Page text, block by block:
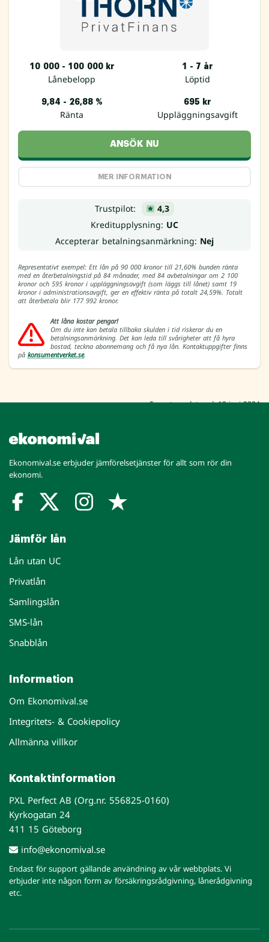
10 000 - 100 000 kr
Lånebelopp
1 - 7 år
Löptid
9,84 - 26,88 %
Ränta
695 kr
Uppläggningsavgift
ANSÖK NU
MER INFORMATION
Trustpilot:
4,3
Kreditupplysning: UC
Accepterar betalningsanmärkning: Nej
Representativt exempel: Ett lån på 90 000 kronor till 21,60% bunden ränta
med en återbetalningstid på 84 månader, med 84 avbetalningar om 2 100
kronor och 595 kronor i uppläggningsavgift (som läggs till lånet) samt 19
kronor i administrationsavgift, ger en effektiv ränta på totalt 24,59%. Totalt
att återbetala blir 177 992 kronor.
Att låna kostar pengar!
Om du inte kan betala tillbaka skulden i tid riskerar du en
betalningsanmärkning. Det kan leda till svårigheter att få hyra
bostad, teckna abonnemang och få nya lån. Kontaktuppgifter finns
på konsumentverket.se.
Senast uppdaterad: 12 juni 2024
Ekonomival.se erbjuder jämförelsetjänster för allt som rör din
ekonomi.
Jämför lån
Lån utan UC
Privatlån
Samlingslån
SMS-lån
Snabblån
Information
Om Ekonomival.se
Integritets- & Cookiepolicy
Allmänna villkor
Kontaktinformation
PXL Perfect AB (Org.nr. 556825-0160)
Kyrkogatan 24
411 15 Göteborg
info@ekonomival.se
Endast för support gällande användning av vår webbplats. Vi
erbjuder inte någon form av försäkringsrådgivning, lånerådgivning
etc.